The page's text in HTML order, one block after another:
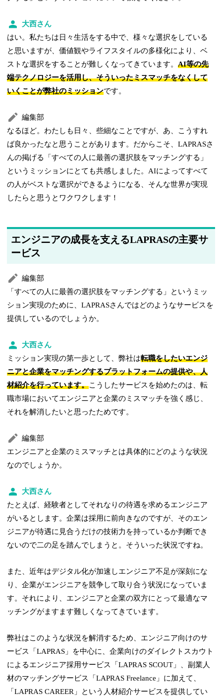
大西さん
はい。私たちは日々生活をする中で、様々な選択をしている
と思いますが、価値観やライフスタイルの多様化により、ベ
ストな選択をすることが難しくなってきています。AI等の先
端テクノロジーを活用し、そういったミスマッチをなくして
いくことが弊社のミッションです。
編集部
なるほど。わたしも日々、些細なことですが、あ、こうすれ
ば良かったなと思うことがあります。だからこそ、LAPRASさ
んの掲げる「すべての人に最善の選択肢をマッチングする」
というミッションにとても共感しました。AIによってすべて
の人がベストな選択ができるようになる、そんな世界が実現
したらと思うとワクワクします！
エンジニアの成長を支えるLAPRASの主要サ
ービス
編集部
「すべての人に最善の選択肢をマッチングする」というミッ
ション実現のために、LAPRASさんではどのようなサービスを
提供しているのでしょうか。
大西さん
ミッション実現の第一歩として、弊社は転職をしたいエンジ
ニアと企業をマッチングするプラットフォームの提供や、人
材紹介を行っています。こうしたサービスを始めたのは、転
職市場においてエンジニアと企業のミスマッチを強く感じ、
それを解消したいと思ったためです。
編集部
エンジニアと企業のミスマッチとは具体的にどのような状況
なのでしょうか。
大西さん
たとえば、経験者としてそれなりの待遇を求めるエンジニア
がいるとします。企業は採用に前向きなのですが、そのエン
ジニアが待遇に見合うだけの技術力を持っているか判断でき
ないので二の足を踏んでしまうと。そういった状況ですね。
また、近年はデジタル化が加速しエンジニア不足が深刻にな
り、企業がエンジニアを競争して取り合う状況になっていま
す。それにより、エンジニアと企業の双方にとって最適なマ
ッチングがますます難しくなってきています。
弊社はこのような状況を解消するため、エンジニア向けのサ
ービス「LAPRAS」を中心に、企業向けのダイレクトスカウト
によるエンジニア採用サービス「LAPRAS SCOUT」、副業人
材のマッチングサービス「LAPRAS Freelance」に加えて、
「LAPRAS CAREER」という人材紹介サービスを提供してい